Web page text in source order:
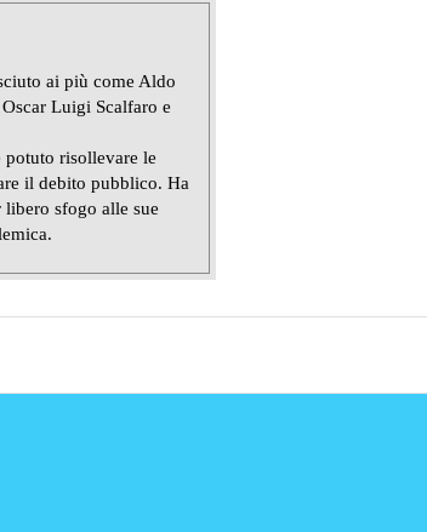
ai più come Aldo
Luigi Scalfaro e
risollevare le
il debito pubblico. Ha
sfogo alle sue